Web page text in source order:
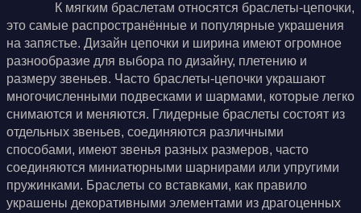
К мягким браслетам относятся браслеты-цепочки,
это самые распространённые и популярные украшения
на запястье. Дизайн цепочки и ширина имеют огромное
разнообразие для выбора по дизайну, плетению и
размеру звеньев. Часто браслеты-цепочки украшают
многочисленными подвесками и шармами, которые легко
снимаются и меняются. Глидерные браслеты состоят из
отдельных звеньев, соединяются различными
способами, имеют звенья разных размеров, часто
соединяются миниатюрными шарнирами или упругими
пружинками. Браслеты со вставками, как правило
украшены декоративными элементами из драгоценных